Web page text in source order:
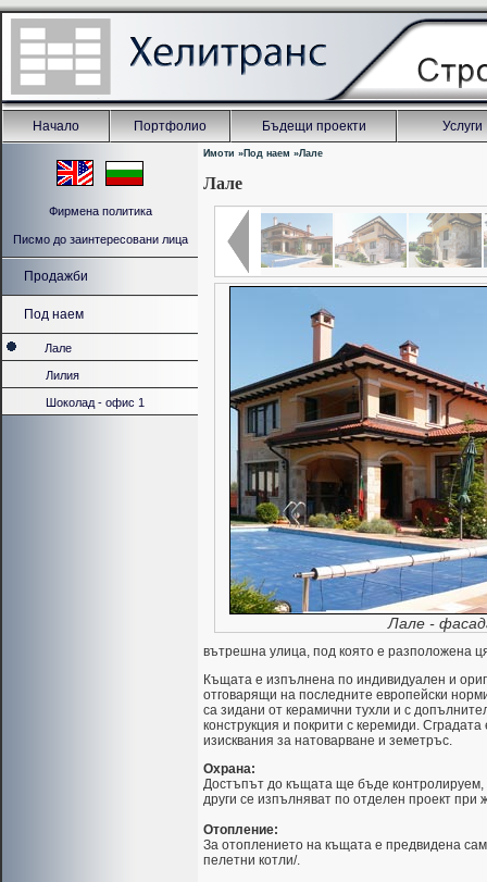
Начало Портфолио Бъдещи проекти Услуги
Фирмена политика
Писмо до заинтересовани лица
Продажби
Под наем
Лале
Лилия
Шоколад - офис 1
Имоти » Под наем »Лале
Лале
Лале -
вътрешна улица, под която е разположена
Къщата е изпълнена по индивидуален и
отговарящи на последните европейски
са зидани от керамични тухли и с
конструкция и покрити с керемиди.
изисквания за натоварване и земетръс.
Охрана:
Достъпът до къщата ще бъде
други се изпълняват по отделен проект при
Отопление:
За отоплението на къщата е предвидена
пелетни котли/.